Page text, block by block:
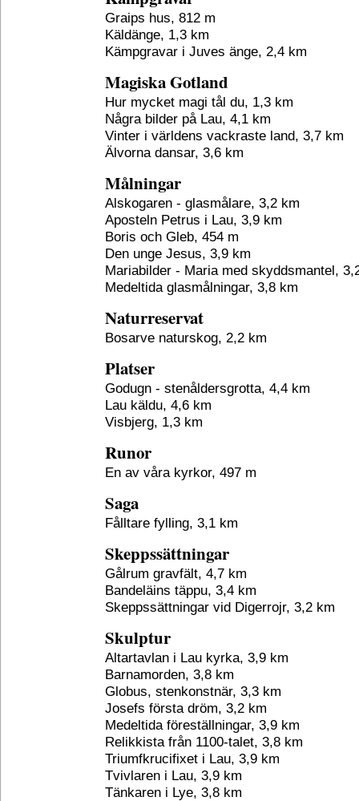
Graips hus, 812 m
Käldänge, 1,3 km
Kämpgravar i Juves änge, 2,4 km
Magiska Gotland
Hur mycket magi tål du, 1,3 km
Några bilder på Lau, 4,1 km
Vinter i världens vackraste land, 3,7 km
Älvorna dansar, 3,6 km
Målningar
Alskogaren - glasmålare, 3,2 km
Aposteln Petrus i Lau, 3,9 km
Boris och Gleb, 454 m
Den unge Jesus, 3,9 km
Mariabilder - Maria med skyddsmantel,
Medeltida glasmålningar, 3,8 km
Naturreservat
Bosarve naturskog, 2,2 km
Platser
Godugn - stenåldersgrotta, 4,4 km
Lau käldu, 4,6 km
Visbjerg, 1,3 km
Runor
En av våra kyrkor, 497 m
Saga
Fålltare fylling, 3,1 km
Skeppssättningar
Gålrum gravfält, 4,7 km
Bandeläins täppu, 3,4 km
Skeppssättningar vid Digerrojr, 3,2 km
Skulptur
Altartavlan i Lau kyrka, 3,9 km
Barnamorden, 3,8 km
Globus, stenkonstnär, 3,3 km
Josefs första dröm, 3,2 km
Medeltida föreställningar, 3,9 km
Relikkista från 1100-talet, 3,8 km
Triumfkrucifixet i Lau, 3,9 km
Tvivlaren i Lau, 3,9 km
Tänkaren i Lye, 3,8 km